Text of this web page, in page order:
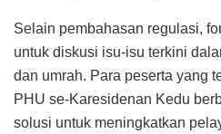
Selain pembahasan regulasi,
untuk diskusi isu-isu terkini
dan umrah. Para peserta yang
PHU se-Karesidenan Kedu
solusi untuk meningkatkan